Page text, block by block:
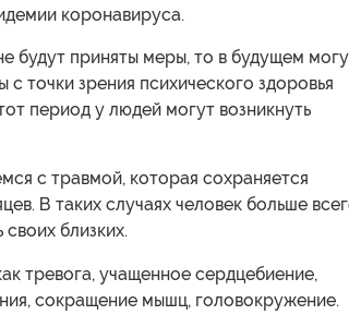
коронавируса.
будут приняты меры, то в будущем
точки зрения психического здоровья
период у людей могут возникнуть
с травмой, которая сохраняется
В таких случаях человек больше
близких.
тревога, учащенное сердцебиение,
сокращение мышц, головокружение.